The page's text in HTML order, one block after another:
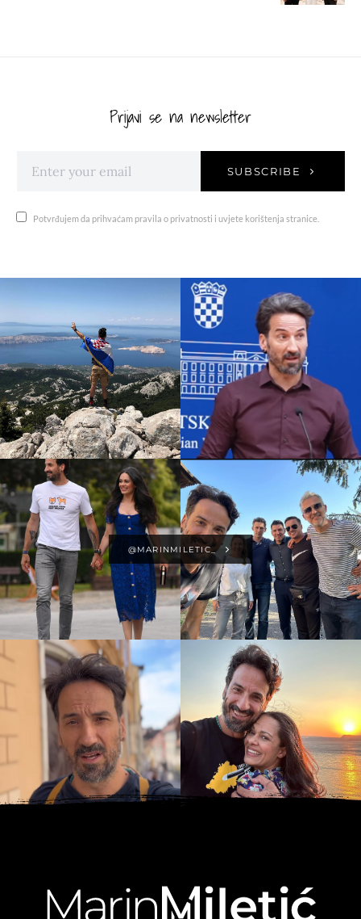
Prijavi se na newsletter
SUBSCRIBE
Potvrđujem da prihvaćam pravila o privatnosti i uvjete korištenja stranice.
@MARINMILETIC_